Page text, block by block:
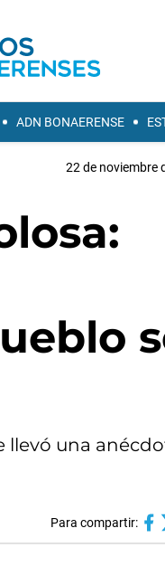
ADN BONAERENSE
22 de noviembre
llevó una
Para compartir: